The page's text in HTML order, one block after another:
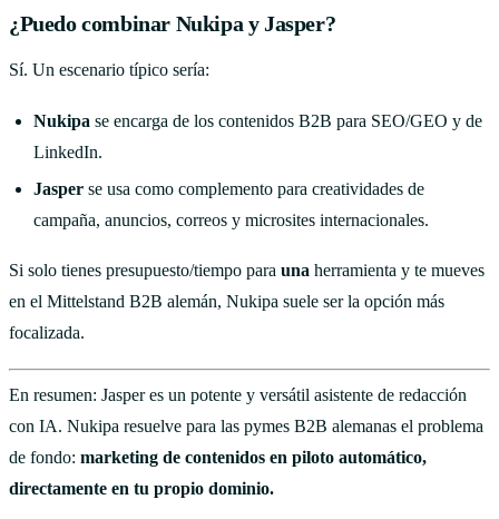
¿Puedo combinar Nukipa y Jasper?
Sí. Un escenario típico sería:
Nukipa se encarga de los contenidos B2B para SEO/GEO y de
LinkedIn.
Jasper se usa como complemento para creatividades de
campaña, anuncios, correos y microsites internacionales.
Si solo tienes presupuesto/tiempo para una herramienta y te mueves
en el Mittelstand B2B alemán, Nukipa suele ser la opción más
focalizada.
En resumen: Jasper es un potente y versátil asistente de redacción
con IA. Nukipa resuelve para las pymes B2B alemanas el problema
de fondo: marketing de contenidos en piloto automático,
directamente en tu propio dominio.